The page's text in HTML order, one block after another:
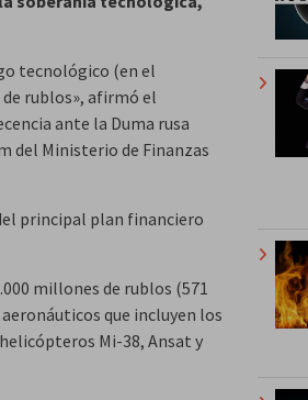
tecnológico (en el
rublos», afirmó el
ante la Duma rusa
del Ministerio de Finanzas
principal plan financiero
millones de rublos (571
que incluyen los
Mi-38, Ansat y